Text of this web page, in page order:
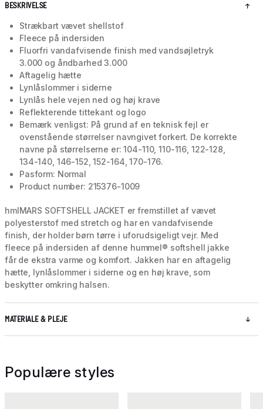
BESKRIVELSE
Strækbart vævet shellstof
Fleece på indersiden
Fluorfri vandafvisende finish med vandsøjletryk
3.000 og åndbarhed 3.000
Aftagelig hætte
Lynlåslommer i siderne
Lynlås hele vejen ned og høj krave
Reflekterende tittekant og logo
Bemærk venligst: På grund af en teknisk fejl er
ovenstående størrelser navngivet forkert. De korrekte
navne på størrelserne er: 104-110, 110-116, 122-128,
134-140, 146-152, 152-164, 170-176.
Pasform: Normal
Product number: 215376-1009
hmlMARS SOFTSHELL JACKET er fremstillet af vævet
polyesterstof med stretch og har en vandafvisende
finish, der holder børn tørre i uforudsigeligt vejr. Med
fleece på indersiden af denne hummel® softshell jakke
får de ekstra varme og komfort. Jakken har en aftagelig
hætte, lynlåslommer i siderne og en høj krave, som
beskytter omkring halsen.
MATERIALE & PLEJE
Populære styles